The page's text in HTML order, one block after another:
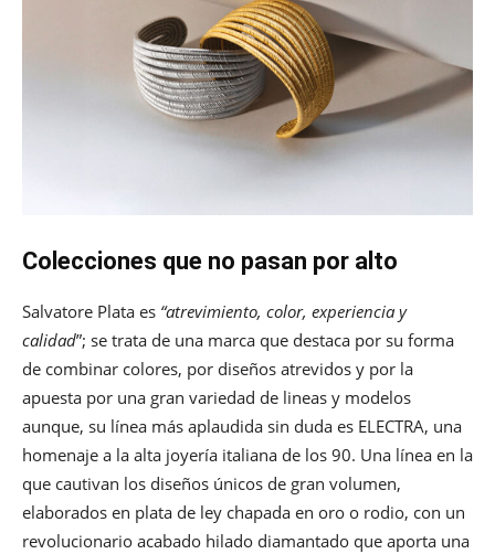
Colecciones que no pasan por alto
Salvatore Plata es “atrevimiento, color, experiencia y
calidad”; se trata de una marca que destaca por su forma
de combinar colores, por diseños atrevidos y por la
apuesta por una gran variedad de lineas y modelos
aunque, su línea más aplaudida sin duda es ELECTRA, una
homenaje a la alta joyería italiana de los 90. Una línea en la
que cautivan los diseños únicos de gran volumen,
elaborados en plata de ley chapada en oro o rodio, con un
revolucionario acabado hilado diamantado que aporta una